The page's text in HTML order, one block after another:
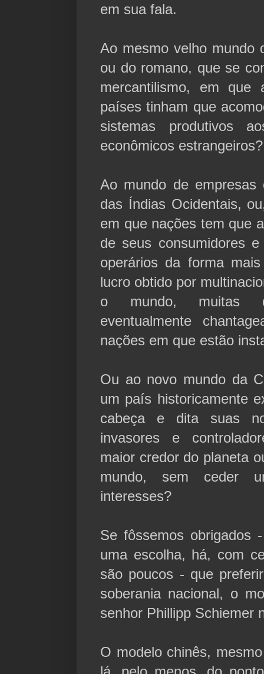
em sua fala.
Ao mesmo velho mundo
ou do romano, que se
mercantilismo, em que
países tinham que
sistemas produtivos
econômicos estrangeiros?
Ao mundo de empresas
das Índias Ocidentais,
em que nações tem que
de seus consumidores
operários da forma
lucro obtido por
o mundo, muitas
eventualmente
nações em que estão
Ou ao novo mundo da
um país historicamente
cabeça e dita suas
invasores e
maior credor do planeta
mundo, sem ceder
interesses?
Se fôssemos
uma escolha, há, com
são poucos - que
soberania nacional, o
senhor Phillipp Schiemer
O modelo chinês,